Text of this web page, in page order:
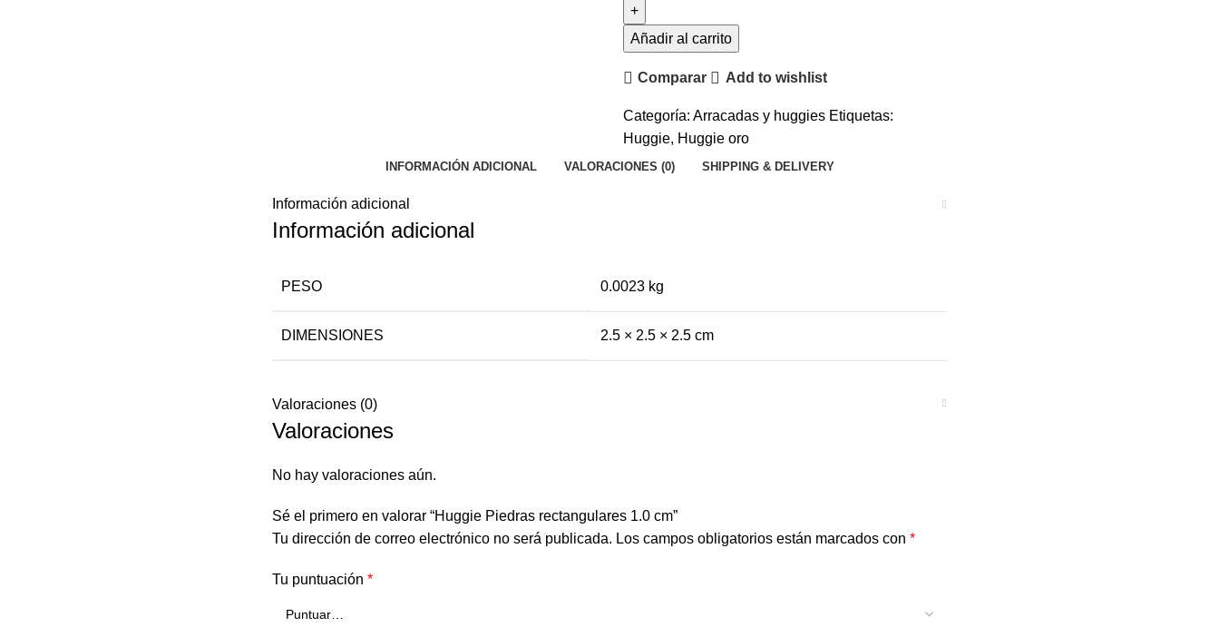
rectangulares
1.0
cantidad
Añadir al carrito
Comparar Add to wishlist
Categoría: Arracadas y huggies Etiquetas:
Huggie, Huggie oro
INFORMACIÓN ADICIONAL VALORACIONES (0) SHIPPING & DELIVERY
Información adicional
Información adicional
PESO 0.0023 kg
DIMENSIONES 2.5 × 2.5 × 2.5 cm
Valoraciones (0)
Valoraciones
No hay valoraciones aún.
Sé el primero en valorar “Huggie Piedras rectangulares 1.0 cm”
Tu dirección de correo electrónico no será publicada. Los campos obligatorios están marcados con *
Tu puntuación *